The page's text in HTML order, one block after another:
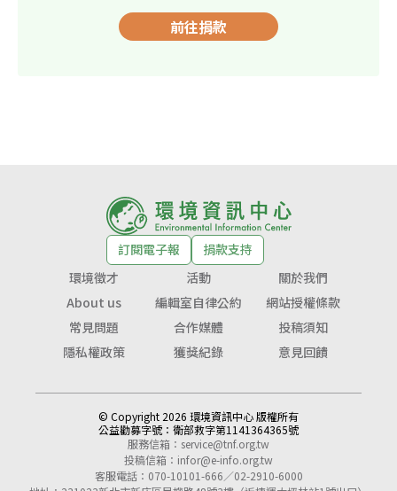
前往捐款
訂閱電子報
捐款支持
環境徵才
活動
關於我們
About us
編輯室自律公約
網站授權條款
常見問題
合作媒體
投稿須知
隱私權政策
獲獎紀錄 意見回饋
© Copyright 2026 環境資訊中心 版權所有
公益勸募字號： 衛部救字第1141364365號
服務信箱： service@tnf.org.tw
投稿信箱： infor@e-info.org.tw
客服電話：070-10101-666／02-2910-6000